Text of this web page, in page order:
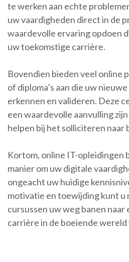
te werken aan echte
uw vaardigheden direct in de
waardevolle ervaring opdoen
uw toekomstige carrière.
Bovendien bieden veel online
of diploma’s aan die uw
erkennen en valideren. Deze
een waardevolle aanvulling
helpen bij het solliciteren naar
Kortom, online IT-opleidingen
manier om uw digitale
ongeacht uw huidige
motivatie en toewijding kunt u
cursussen uw weg banen naar
carrière in de boeiende